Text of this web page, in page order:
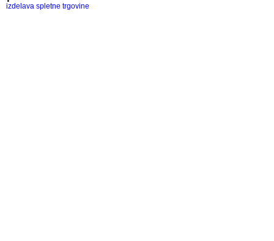
izdelava spletne trgovine